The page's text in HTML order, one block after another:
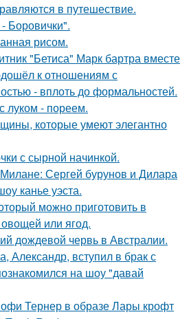
в путешествие.
Боровички".
рисом.
"Бетиса" Марк бартра вместе
к отношениям с
- вплоть до формальностей.
луком - пореем.
которые умеют элегантно
с сырной начинкой.
Сергей бурунов и Дилара
канье уэста.
можно приготовить в
или ягод.
дождевой червь в Австралии.
Александр, вступил в брак с
на шоу "давай
Тернер в образе Лары крофт